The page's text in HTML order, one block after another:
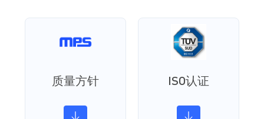
质量方针 ISO认证